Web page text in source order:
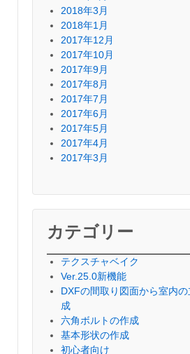
2018年3月
2018年1月
2017年12月
2017年10月
2017年9月
2017年8月
2017年7月
2017年6月
2017年5月
2017年4月
2017年3月
カテゴリー
テクスチャベイク
Ver.25.0新機能
DXFの間取り図面から室内
成
六角ボルトの作成
基本形状の作成
初心者向け